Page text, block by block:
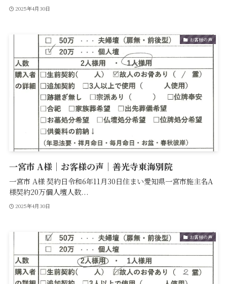
2025年4月30日
お客様の声
一宮市 A様｜お客様の声｜善光寺東海別院
一宮市 A様 契約日令和6年11月30日住まい愛知県一宮市施主名A
様契約20万個人壇人数...
2025年4月30日
お客様の声